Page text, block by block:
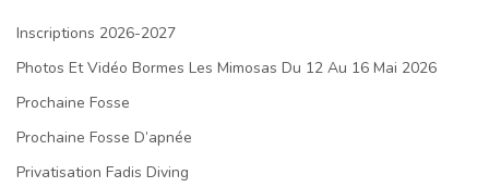
Inscriptions 2026-2027
Photos Et Vidéo Bormes Les Mimosas Du 12 Au 16 Mai 2026
Prochaine Fosse
Prochaine Fosse D’apnée
Privatisation Fadis Diving